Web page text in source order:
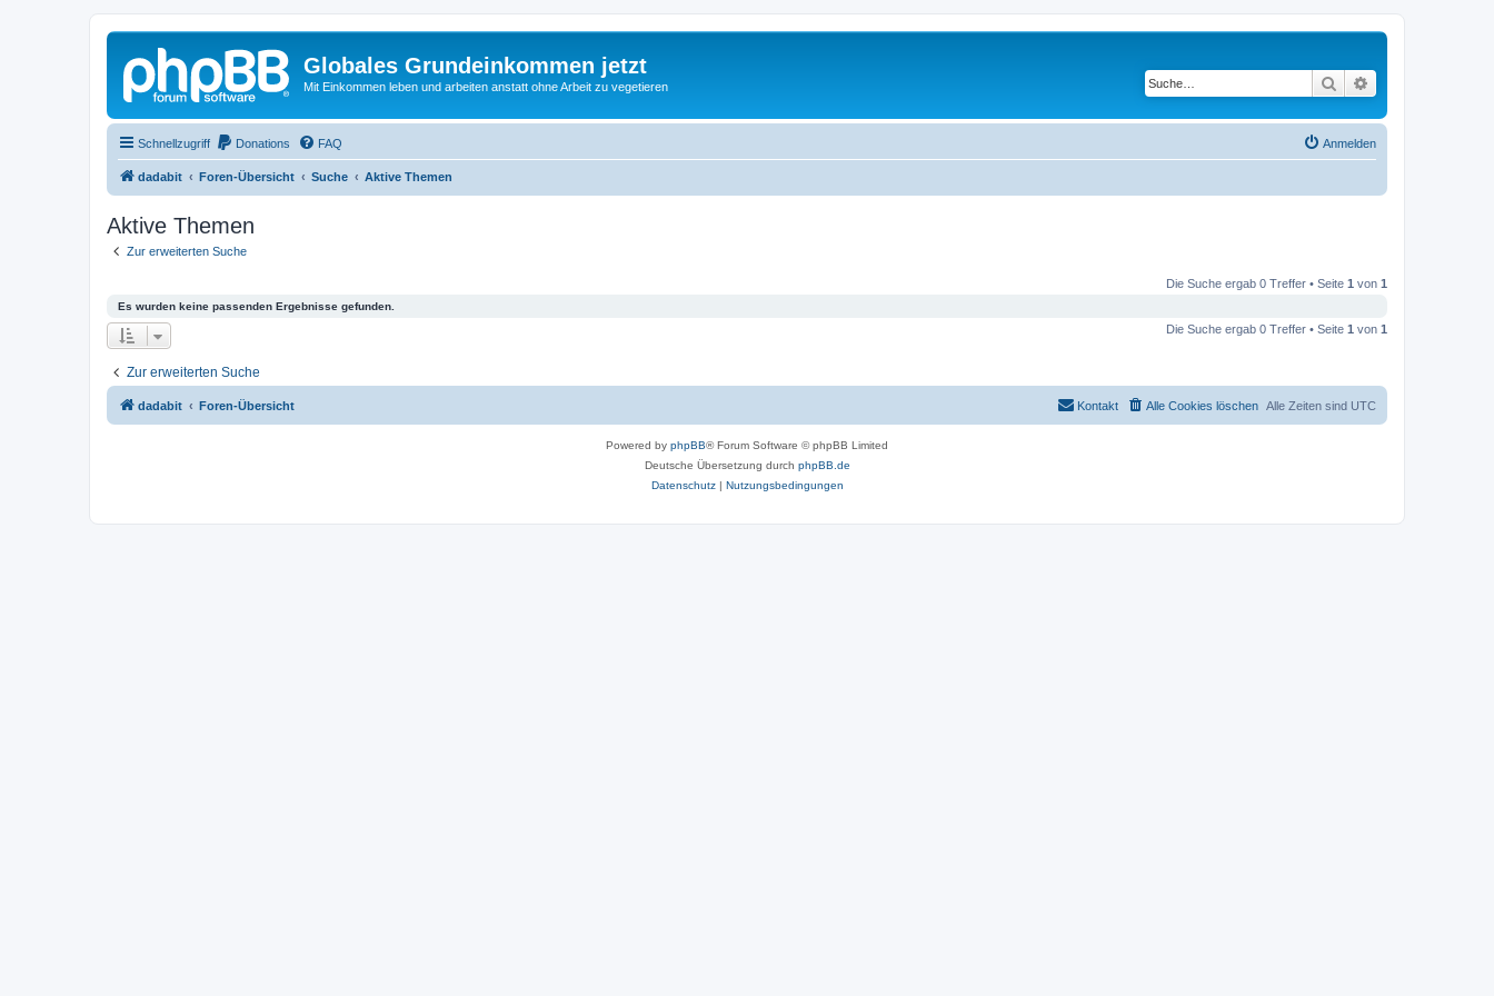
Globales Grundeinkommen jetzt
Mit Einkommen leben und arbeiten anstatt ohne Arbeit zu vegetieren Suche
Schnellzugriff Donations FAQ Anmelden
dadabit Foren-Übersicht Suche Aktive Themen
Aktive Themen
Zur erweiterten Suche
Die Suche ergab 0 Treffer • Seite 1 von 1
Es wurden keine passenden Ergebnisse gefunden.
Die Suche ergab 0 Treffer • Seite 1 von 1
Zur erweiterten Suche
dadabit Foren-Übersicht Alle Zeiten sind UTC
Alle Cookies löschen
Kontakt
Powered by phpBB® Forum Software © phpBB Limited
Deutsche Übersetzung durch phpBB.de
Datenschutz| Nutzungsbedingungen